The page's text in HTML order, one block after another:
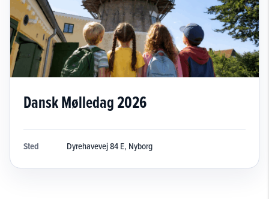
Dansk Mølledag 2026
Sted Dyrehavevej 84 E, Nyborg